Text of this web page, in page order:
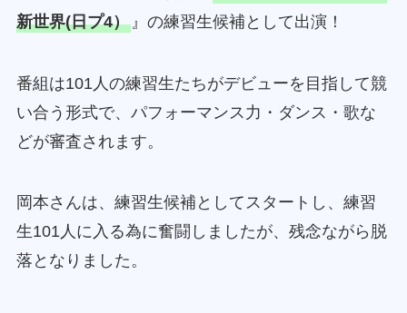
新世界(日プ4）』の練習生候補として出演！
番組は101人の練習生たちがデビューを目指して競
い合う形式で、パフォーマンス力・ダンス・歌な
どが審査されます。
岡本さんは、練習生候補としてスタートし、練習
生101人に入る為に奮闘しましたが、残念ながら脱
落となりました。